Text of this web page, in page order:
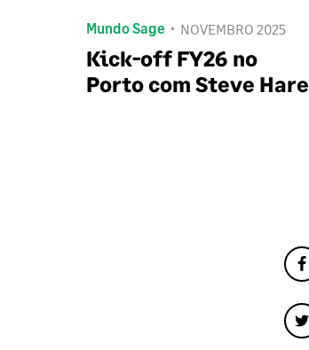
Mundo Sage NOVEMBRO 2025
Kick-off FY26 no
Porto com Steve Hare